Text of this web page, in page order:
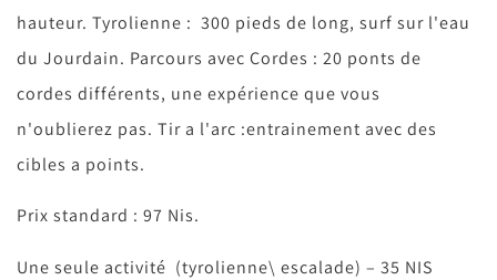
hauteur. Tyrolienne : 300 pieds de long, surf sur l'eau
du Jourdain. Parcours avec Cordes : 20 ponts de
cordes différents, une expérience que vous
n'oublierez pas. Tir a l'arc :entrainement avec des
cibles a points.
Prix standard : 97 Nis.
Une seule activité (tyrolienne\ escalade) – 35 NIS